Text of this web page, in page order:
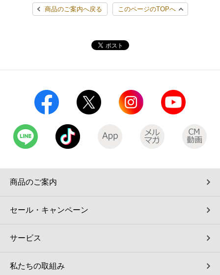
行政サービス
学び・教育
オンラインフォトサービス
コインランドリー（店舗限定）
自転車シェアリング（店舗限定）
モバイルバッテリーシェアリング（店舗限定）
モバイルWi-Fiバッテリーシェアリング（店舗限定）
荷物預かりサービス「ecbocloakエクボクローク」（店舗限定）
パウダースペース ラブン（店舗限定）
ソフトバンクギフト
データで見るセブン‐イレブン
セブン‐イレブンの「商品力」
セブン-イレブンの横顔
セブン-イレブンの歴史
報告書ライブラリー
한국어(서비스)
商品のご案内へ戻る このページのTOPへ
商品のご案内
セール・キャンペーン
サービス
私たちの取組み